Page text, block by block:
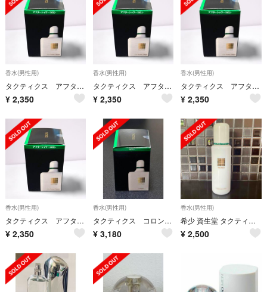
香水(男性用)
タクティクス アフターシャワー コロン
¥ 2,350
香水(男性用)
タクティクス アフターシャワー コロン
¥ 2,350
香水(男性用)
タクティクス アフターシャワー コロン
¥ 2,350
香水(男性用)
タクティクス アフターシャワー コロン
¥ 2,350
香水(男性用)
タクティクス コロン 120ml
¥ 3,180
香水(男性用)
希少 資生堂 タクティクス コロン 100ml （ピュアミスト）アメリカ製
¥ 2,500